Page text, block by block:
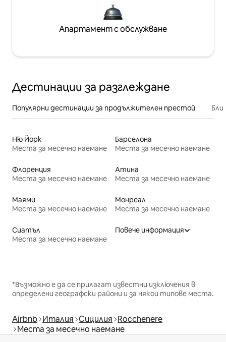
Апартамент с обслужване
Дестинации за разглеждане
Популярни дестинации за продължителен престой
Ню Йорк
Места за месечно наемане
Барселона
Места за месечно наемане
Флоренция
Места за месечно наемане
Атина
Места за месечно наемане
Маями
Места за месечно наемане
Монреал
Места за месечно наемане
Сиатъл
Места за месечно наемане
Повече информация
*Възможно е да се прилагат известни изключения в
определени географски райони и за някои типове места.
Airbnb Италия Сицилия Rocchenere
Места за месечно наемане